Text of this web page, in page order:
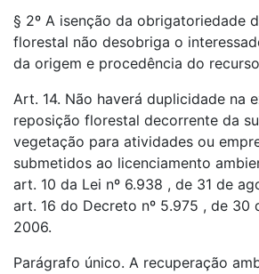
§ 2º A isenção da obrigatoriedade
florestal não desobriga o
da origem e procedência do
Art. 14. Não haverá duplicidade na
reposição florestal decorrente da
vegetação para atividades ou
submetidos ao licenciamento
art. 10 da Lei nº 6.938 , de 31 de
art. 16 do Decreto nº 5.975 , de 30
2006.
Parágrafo único. A recuperação